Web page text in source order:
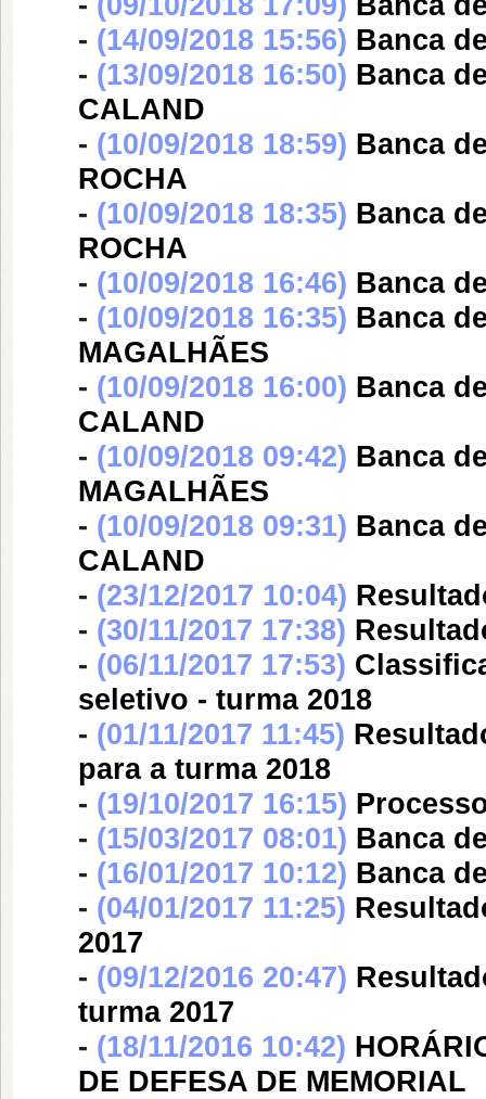
- (14/09/2018 15:56) Banca
- (13/09/2018 16:50) Banca
CALAND
- (10/09/2018 18:59) Banca
ROCHA
- (10/09/2018 18:35) Banca
ROCHA
- (10/09/2018 16:46) Banca
- (10/09/2018 16:35) Banca
MAGALHÃES
- (10/09/2018 16:00) Banca
CALAND
- (10/09/2018 09:42) Banca
MAGALHÃES
- (10/09/2018 09:31) Banca
CALAND
- (23/12/2017 10:04)
- (30/11/2017 17:38)
- (06/11/2017 17:53)
seletivo - turma 2018
- (01/11/2017 11:45)
para a turma 2018
- (19/10/2017 16:15)
- (15/03/2017 08:01) Banca
- (16/01/2017 10:12) Banca
- (04/01/2017 11:25)
2017
- (09/12/2016 20:47)
turma 2017
- (18/11/2016 10:42)
DE DEFESA DE MEMORIAL